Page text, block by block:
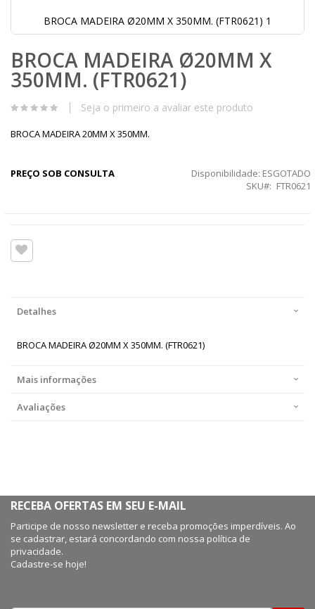
BROCA MADEIRA Ø20MM X 350MM. (FTR0621) 1
para
o
início
Galeria
imagens
BROCA MADEIRA Ø20MM X
350MM. (FTR0621)
Seja o primeiro a avaliar este produto
BROCA MADEIRA 20MM X 350MM.
PREÇO SOB CONSULTA Disponibilidade: ESGOTADO
SKU
FTR0621
Detalhes
BROCA MADEIRA Ø20MM X 350MM. (FTR0621)
Mais informações
Avaliações
RECEBA OFERTAS EM SEU E-MAIL
Participe de nosso newsletter e receba promoções imperdíveis. Ao
se cadastrar, estará concordando com nossa política de
privacidade.
Cadastre-se hoje!